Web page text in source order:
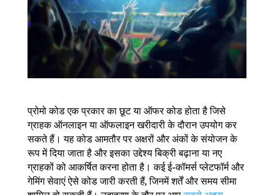
प्रोमो कोड एक प्रकार का छूट या ऑफर कोड होता है जिसे
ग्राहक ऑनलाइन या ऑफलाइन खरीदारी के दौरान उपयोग कर
सकते हैं। यह कोड आमतौर पर अक्षरों और अंकों के संयोजन के
रूप में दिया जाता है और इसका उद्देश्य बिक्री बढ़ाना या नए
ग्राहकों को आकर्षित करना होता है। कई ई-कॉमर्स प्लेटफॉर्म और
गेमिंग सेवाएं ऐसे कोड जारी करती हैं, जिनमें शर्तें और समय सीमा